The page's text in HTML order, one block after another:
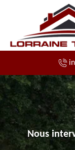
Nous